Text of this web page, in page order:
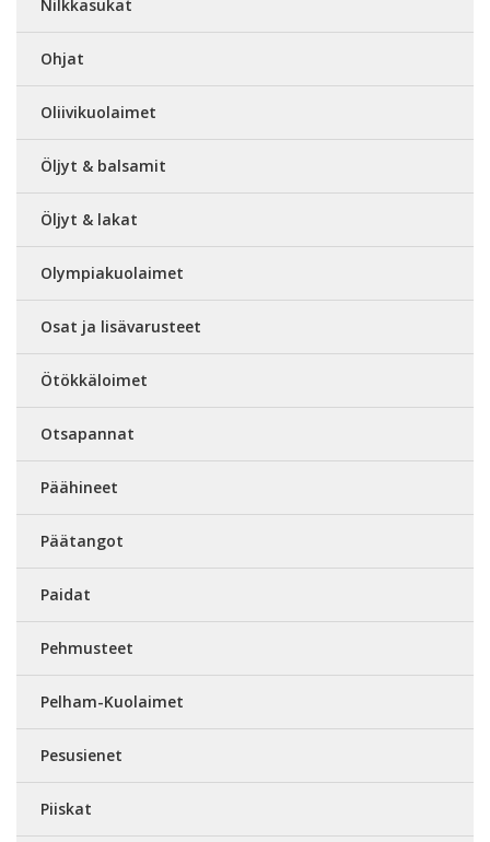
Nilkkasukat
Ohjat
Oliivikuolaimet
Öljyt & balsamit
Öljyt & lakat
Olympiakuolaimet
Osat ja lisävarusteet
Ötökkäloimet
Otsapannat
Päähineet
Päätangot
Paidat
Pehmusteet
Pelham-Kuolaimet
Pesusienet
Piiskat